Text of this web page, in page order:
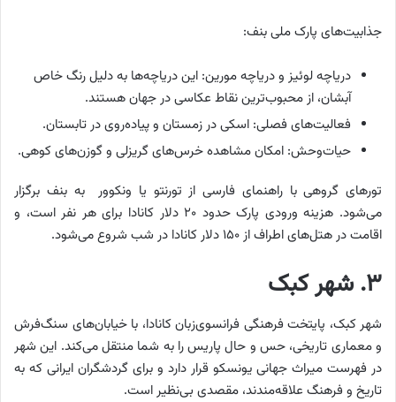
جذابیت‌های پارک ملی بنف:
دریاچه لوئیز و دریاچه مورین: این دریاچه‌ها به دلیل رنگ خاص
آبشان، از محبوب‌ترین نقاط عکاسی در جهان هستند.
فعالیت‌های فصلی: اسکی در زمستان و پیاده‌روی در تابستان.
حیات‌وحش: امکان مشاهده خرس‌های گریزلی و گوزن‌های کوهی.
تورهای گروهی با راهنمای فارسی از تورنتو یا ونکوور به بنف برگزار
می‌شود. هزینه ورودی پارک حدود ۲۰ دلار کانادا برای هر نفر است، و
اقامت در هتل‌های اطراف از ۱۵۰ دلار کانادا در شب شروع می‌شود.
۳. شهر کبک
شهر کبک، پایتخت فرهنگی فرانسوی‌زبان کانادا، با خیابان‌های سنگ‌فرش
و معماری تاریخی، حس و حال پاریس را به شما منتقل می‌کند. این شهر
در فهرست میراث جهانی یونسکو قرار دارد و برای گردشگران ایرانی که به
تاریخ و فرهنگ علاقه‌مندند، مقصدی بی‌نظیر است.